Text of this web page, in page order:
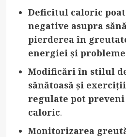
Deficitul caloric
negative asupra
pierderea în
energiei și
Modificări în stilul
sănătoasă și
regulate pot
caloric.
Monitorizarea